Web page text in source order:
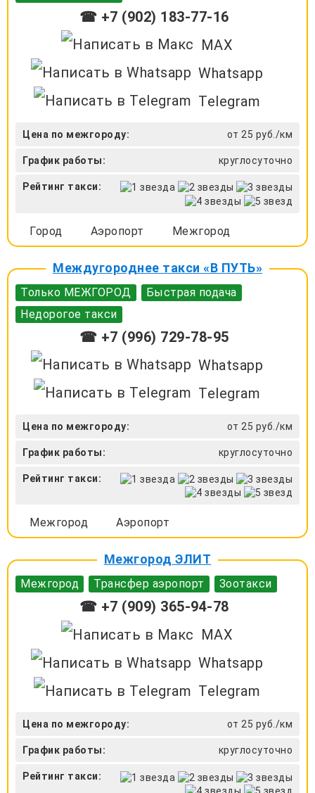
☎ +7 (902) 183-77-16
MAX
Whatsapp
Telegram
Цена по межгороду: от 25 руб./км
График работы: круглосуточно
Рейтинг такси:
Город Аэропорт Межгород
Междугороднее такси «В ПУТЬ»
Только МЕЖГОРОД
Быстрая подача
Недорогое такси
☎ +7 (996) 729-78-95
Whatsapp
Telegram
Цена по межгороду: от 25 руб./км
График работы: круглосуточно
Рейтинг такси:
Межгород Аэропорт
Межгород ЭЛИТ
Межгород Трансфер аэропорт Зоотакси
☎ +7 (909) 365-94-78
MAX
Whatsapp
Telegram
Цена по межгороду: от 25 руб./км
График работы: круглосуточно
Рейтинг такси: